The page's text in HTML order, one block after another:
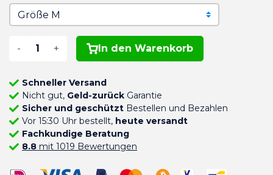
- + In den Warenkorb
Schneller Versand
Nicht gut, Geld-zurückGarantie
Sicher und geschütztBestellen und Bezahlen
Vor 15:30 Uhr bestellt, heute versandt
Fachkundige Beratung
8.8mit 1019 Bewertungen